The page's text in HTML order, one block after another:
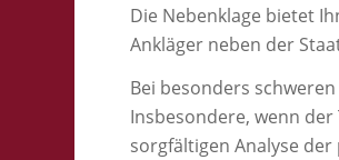
Die Nebenklage bietet
Ankläger neben der
Bei besonders
Insbesondere, wenn
sorgfältigen Analyse